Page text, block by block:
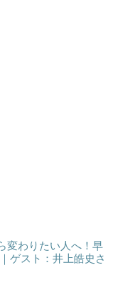
変わりたい人へ！早
ゲスト：井上皓史さ